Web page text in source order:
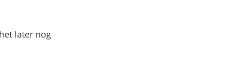
later nog